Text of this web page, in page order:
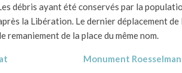
débris ayant été conservés par la
la Libération. Le dernier déplacement
remaniement de la place du même nom.
Monument